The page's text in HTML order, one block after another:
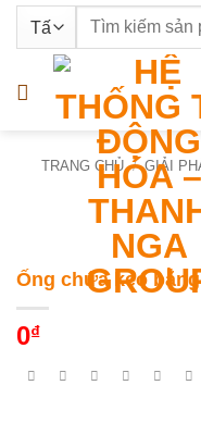
nội
Tìm
TRANG CHỦ / GIẢI
Ống chứa keo
0₫